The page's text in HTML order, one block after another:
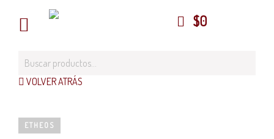
$0
VOLVER ATRÁS
ETHEOS